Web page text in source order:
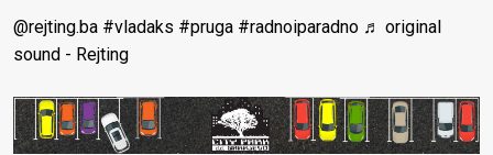
@rejting.ba #vladaks #pruga #radnoiparadno ♬ original
sound - Rejting